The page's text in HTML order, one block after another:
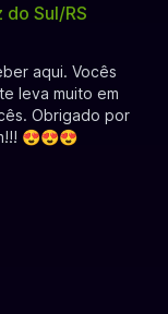
Sul/RS
aqui. Vocês
leva muito em
Obrigado por
😍😍😍